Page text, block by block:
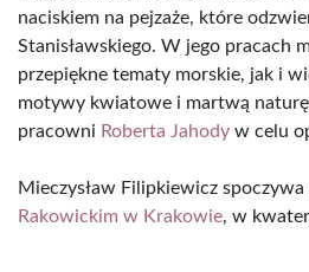
naciskiem na pejzaże, które
Stanisławskiego. W jego pracach
przepiękne tematy morskie, jak i
motywy kwiatowe i martwą
pracowni Roberta Jahody w celu
Mieczysław Filipkiewicz spoczywa
Rakowickim w Krakowie, w